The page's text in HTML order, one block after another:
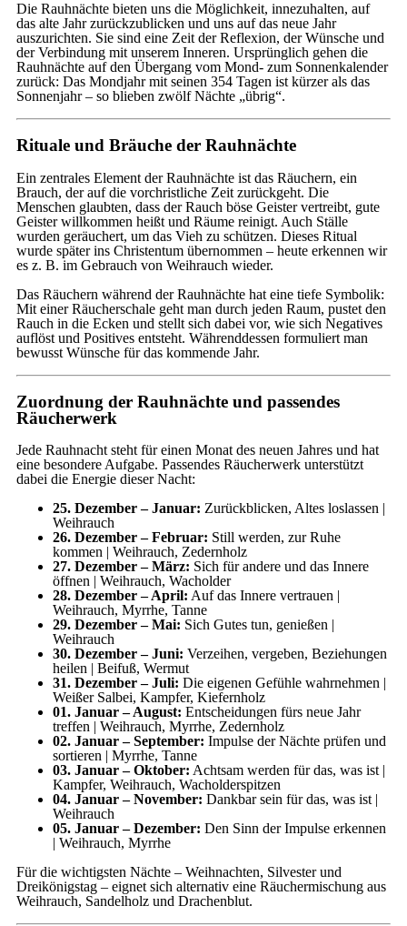
Die Rauhnächte bieten uns die Möglichkeit, innezuhalten, auf
das alte Jahr zurückzublicken und uns auf das neue Jahr
auszurichten. Sie sind eine Zeit der Reflexion, der Wünsche und
der Verbindung mit unserem Inneren. Ursprünglich gehen die
Rauhnächte auf den Übergang vom Mond- zum Sonnenkalender
zurück: Das Mondjahr mit seinen 354 Tagen ist kürzer als das
Sonnenjahr – so blieben zwölf Nächte „übrig“.
Rituale und Bräuche der Rauhnächte
Ein zentrales Element der Rauhnächte ist das Räuchern, ein
Brauch, der auf die vorchristliche Zeit zurückgeht. Die
Menschen glaubten, dass der Rauch böse Geister vertreibt, gute
Geister willkommen heißt und Räume reinigt. Auch Ställe
wurden geräuchert, um das Vieh zu schützen. Dieses Ritual
wurde später ins Christentum übernommen – heute erkennen wir
es z. B. im Gebrauch von Weihrauch wieder.
Das Räuchern während der Rauhnächte hat eine tiefe Symbolik:
Mit einer Räucherschale geht man durch jeden Raum, pustet den
Rauch in die Ecken und stellt sich dabei vor, wie sich Negatives
auflöst und Positives entsteht. Währenddessen formuliert man
bewusst Wünsche für das kommende Jahr.
Zuordnung der Rauhnächte und passendes
Räucherwerk
Jede Rauhnacht steht für einen Monat des neuen Jahres und hat
eine besondere Aufgabe. Passendes Räucherwerk unterstützt
dabei die Energie dieser Nacht:
25. Dezember – Januar: Zurückblicken, Altes loslassen |
Weihrauch
26. Dezember – Februar: Still werden, zur Ruhe
kommen | Weihrauch, Zedernholz
27. Dezember – März: Sich für andere und das Innere
öffnen | Weihrauch, Wacholder
28. Dezember – April: Auf das Innere vertrauen |
Weihrauch, Myrrhe, Tanne
29. Dezember – Mai: Sich Gutes tun, genießen |
Weihrauch
30. Dezember – Juni: Verzeihen, vergeben, Beziehungen
heilen | Beifuß, Wermut
31. Dezember – Juli: Die eigenen Gefühle wahrnehmen |
Weißer Salbei, Kampfer, Kiefernholz
01. Januar – August: Entscheidungen fürs neue Jahr
treffen | Weihrauch, Myrrhe, Zedernholz
02. Januar – September: Impulse der Nächte prüfen und
sortieren | Myrrhe, Tanne
03. Januar – Oktober: Achtsam werden für das, was ist |
Kampfer, Weihrauch, Wacholderspitzen
04. Januar – November: Dankbar sein für das, was ist |
Weihrauch
05. Januar – Dezember: Den Sinn der Impulse erkennen
| Weihrauch, Myrrhe
Für die wichtigsten Nächte – Weihnachten, Silvester und
Dreikönigstag – eignet sich alternativ eine Räuchermischung aus
Weihrauch, Sandelholz und Drachenblut.